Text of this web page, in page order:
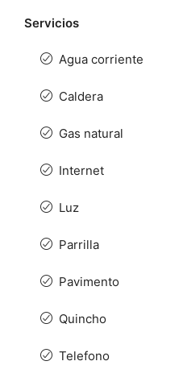
Servicios
Agua corriente
Caldera
Gas natural
Internet
Luz
Parrilla
Pavimento
Quincho
Telefono